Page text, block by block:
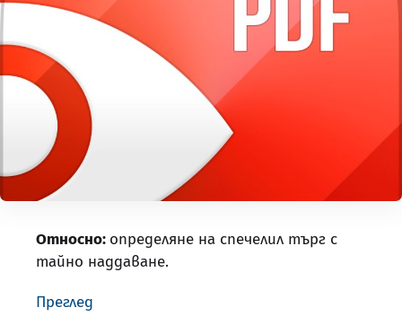
Относно: определяне на спечелил търг с
тайно наддаване.
Преглед